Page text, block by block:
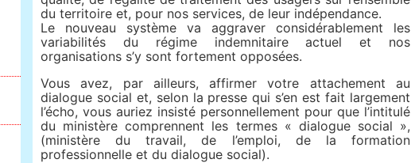
du territoire et, pour nos services, de leur indépendance.
Le nouveau système va aggraver considérablement les
variabilités du régime indemnitaire actuel et nos
organisations s’y sont fortement opposées.
Vous avez, par ailleurs, affirmer votre attachement au
dialogue social et, selon la presse qui s’en est fait largement
l’écho, vous auriez insisté personnellement pour que l’intitulé
du ministère comprennent les termes « dialogue social »,
(ministère du travail, de l’emploi, de la formation
professionnelle et du dialogue social).